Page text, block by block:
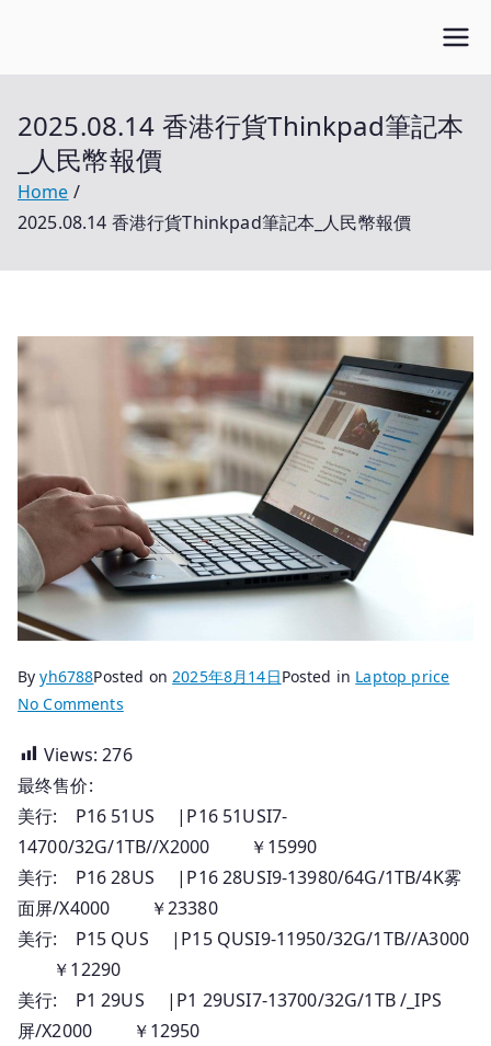
2025.08.14 香港行貨Thinkpad筆記本
_人民幣報價
Home
2025.08.14 香港行貨Thinkpad筆記本_人民幣報價
Byyh6788Posted on 2025年8月14日Posted in Laptop price
No Commentson
香
行
貨
Thinkpad
本
人
民
Views: 276
最终售价:
美行: P16 51US |P16 51USI7-
14700/32G/1TB//X2000 ￥15990
美行: P16 28US |P16 28USI9-13980/64G/1TB/4K雾
面屏/X4000 ￥23380
美行: P15 QUS |P15 QUSI9-11950/32G/1TB//A3000
￥12290
美行: P1 29US |P1 29USI7-13700/32G/1TB /_IPS
屏/X2000 ￥12950